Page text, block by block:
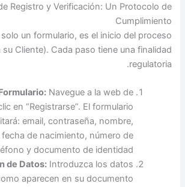
Registro y Verificación: Un Protocolo de
Cumplimiento
un formulario, es el inicio del proceso
Cliente). Cada paso tiene una finalidad
regulatoria.
Navegue a la web de
en “Registrarse”. El formulario
email, contraseña, nombre,
de nacimiento, número de
y documento de identidad.
de Datos:Introduzca los datos
aparecen en su documento